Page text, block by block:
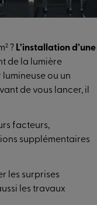
? L’installation d’une
de la lumière
ou un
de vous lancer, il
facteurs,
supplémentaires
les surprises
les travaux